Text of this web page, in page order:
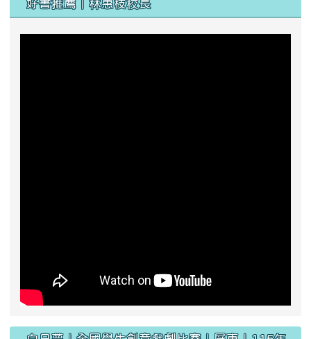
好書推薦｜林惠枝校長